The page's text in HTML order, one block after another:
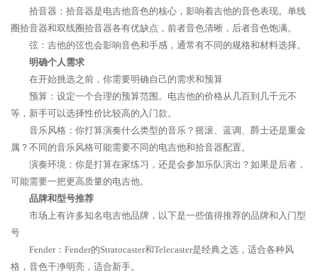
拾音器：拾音器是电吉他音色的核心，影响着吉他的音色表现。单线
圈拾音器和双线圈拾音器各有优缺点，前者音色清晰，后者音色饱满。
弦：吉他的弦也会影响音色和手感，通常有不同的规格和材料选择。
明确个人需求
在开始挑选之前，你需要明确自己的需求和预算
预算：设定一个合理的预算范围。电吉他的价格从几百到几千元不
等，新手可以选择性价比较高的入门款。
音乐风格：你打算演奏什么类型的音乐？摇滚、蓝调、爵士还是重金
属？不同的音乐风格可能需要不同的电吉他和拾音器配置。
演奏环境：你是打算在家练习，还是会参加乐队演出？如果是后者，
可能需要一把更高质量的电吉他。
品牌和型号推荐
市场上有许多知名电吉他品牌，以下是一些值得推荐的品牌和入门型
号
Fender：Fender的Stratocaster和Telecaster是经典之选，适合各种风
格，音色干净明亮，适合新手。